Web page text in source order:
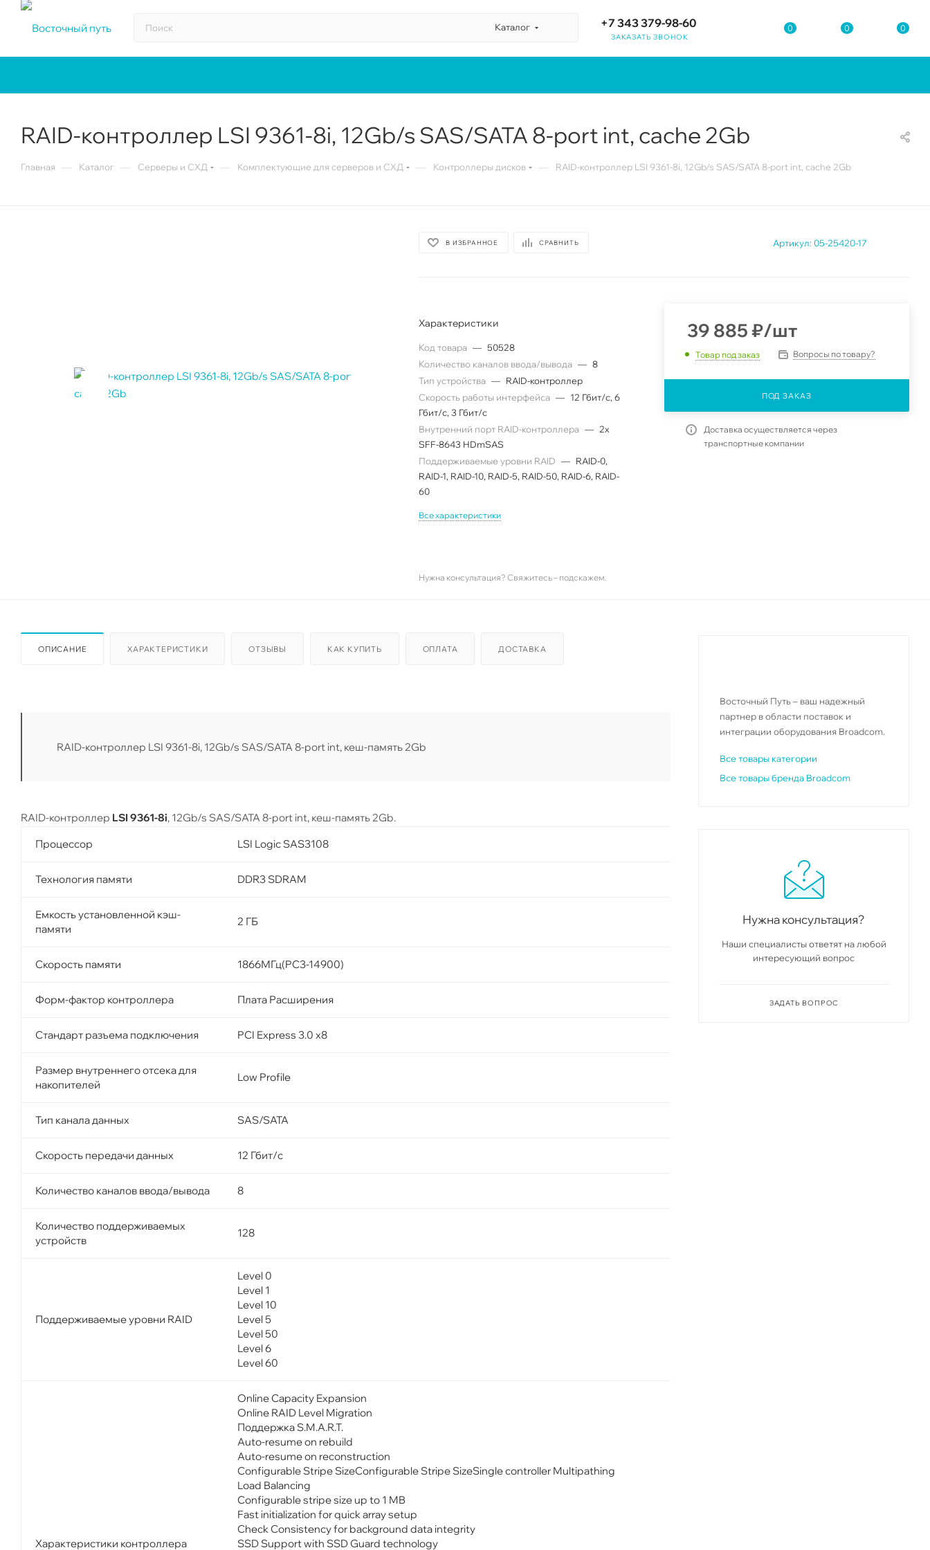
Каталог +7 343 379-98-60
ЗАКАЗАТЬ ЗВОНОК
0 0 0
RAID-контроллер LSI 9361-8i, 12Gb/s SAS/SATA 8-port int, cache 2Gb
Главная Каталог Серверы и СХД Комплектующие для серверов и СХД Контроллеры дисков RAID-контроллер LSI 9361-8i, 12Gb/s SAS/SATA 8-port int, cache 2Gb
В ИЗБРАННОЕ СРАВНИТЬ Артикул: 05-25420-17
Характеристики
Код товара — 50528
Количество каналов ввода/вывода — 8
Тип устройства — RAID-контроллер
Скорость работы интерфейса — 12 Гбит/с, 6
Гбит/с, 3 Гбит/с
Внутренний порт RAID-контроллера — 2x
SFF-8643 HDmSAS
Поддерживаемые уровни RAID — RAID-0,
RAID-1, RAID-10, RAID-5, RAID-50, RAID-6, RAID-
60
Все характеристики
39 885 ₽/шт
Товар под заказ Вопросы по товару?
ПОД ЗАКАЗ
Доставка осуществляется через
транспортные компании
Нужна консультация? Свяжитесь – подскажем.
ОПИСАНИЕ ХАРАКТЕРИСТИКИ ОТЗЫВЫ КАК КУПИТЬ ОПЛАТА ДОСТАВКА
RAID-контроллер LSI 9361-8i, 12Gb/s SAS/SATA 8-port int, кеш-память 2Gb
RAID-контроллер LSI 9361-8i, 12Gb/s SAS/SATA 8-port int, кеш-память 2Gb.
Процессор
LSI Logic SAS3108
Технология памяти DDR3 SDRAM
Емкость установленной кэш-
памяти
2 ГБ
Скорость памяти 1866МГц(PC3-14900)
Форм-фактор контроллера Плата Расширения
Стандарт разъема подключения PCI Express 3.0 x8
Размер внутреннего отсека для
накопителей
Low Profile
Тип канала данных SAS/SATA
Скорость передачи данных 12 Гбит/с
Количество каналов ввода/вывода 8
Количество поддерживаемых
устройств
128
Поддерживаемые уровни RAID
Level 0
Level 1
Level 10
Level 5
Level 50
Level 6
Level 60
Характеристики контроллера
Online Capacity Expansion
Online RAID Level Migration
Поддержка S.M.A.R.T.
Auto-resume on rebuild
Auto-resume on reconstruction
Configurable Stripe SizeConfigurable Stripe SizeSingle controller Multipathing
Load Balancing
Configurable stripe size up to 1 MB
Fast initialization for quick array setup
Check Consistency for background data integrity
SSD Support with SSD Guard technology
Восточный Путь – ваш надежный
партнер в области поставок и
интеграции оборудования Broadcom.
Все товары категории
Все товары бренда Broadcom
Нужна консультация?
Наши специалисты ответят на любой
интересующий вопрос
ЗАДАТЬ ВОПРОС